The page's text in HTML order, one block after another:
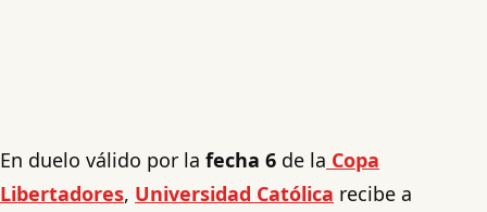
En duelo válido por la fecha 6 de la Copa
Libertadores, Universidad Católica recibe a